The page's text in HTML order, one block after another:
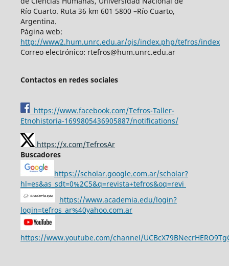
Río Cuarto. Ruta 36 km 601 5800 –Río Cuarto,
Argentina.
Página web:
http://www2.hum.unrc.edu.ar/ojs/index.php/tefros/index
Correo electrónico: rtefros@hum.unrc.edu.ar
Contactos en redes sociales
https://www.facebook.com/Tefros-Taller-
Etnohistoria-1699805436905887/notifications/
https://x.com/TefrosAr
Buscadores
https://scholar.google.com.ar/scholar?
hl=es&as_sdt=0%2C5&q=revista+tefros&oq=revi
https://www.academia.edu/login?
login=tefros_ar%40yahoo.com.ar
https://www.youtube.com/channel/